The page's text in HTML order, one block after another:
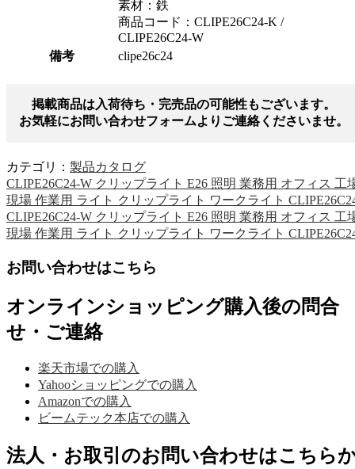
素材：鉄
商品コード：CLIPE26C24-K /
CLIPE26C24-W
備考
clipe26c24
掲載商品は入荷待ち・完売品の可能性もございます。
お気軽にお問い合わせフォームよりご連絡くださいませ。
カテゴリ： 製品カタログ
CLIPE26C24-W クリップライト E26 照明 業務用 オフィス 工
現場 作業用 ライト クリップライト ワークライト
CLIPE26C24-W クリップライト E26 照明 業務用 オフィス 工
現場 作業用 ライト クリップライト ワークライト
お問い合わせはこちら
オンラインショッピング購入後の問合
せ・ご連絡
楽天市場での購入
Yahooショッピングでの購入
Amazonでの購入
ビームテック本店での購入
法人・お取引のお問い合わせはこちら